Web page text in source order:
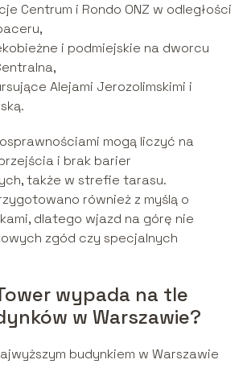
Centrum i Rondo ONZ w odległości
i podmiejskie na dworcu
Alejami Jerozolimskimi i
mogą liczyć na
i brak barier
także w strefie tarasu.
również z myślą o
dlatego wjazd na górę nie
zgód czy specjalnych
wypada na tle
w Warszawie?
budynkiem w Warszawie